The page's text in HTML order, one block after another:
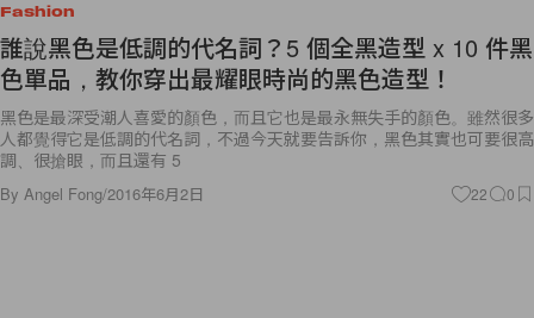
Fashion
誰說黑色是低調的代名詞？5 個全黑造型 x 10 件黑
色單品，教你穿出最耀眼時尚的黑色造型！
黑色是最深受潮人喜愛的顏色，而且它也是最永無失手的顏色。雖然很多
人都覺得它是低調的代名詞，不過今天就要告訴你，黑色其實也可要很高
調、很搶眼，而且還有 5
By Angel Fong/2016年6月2日 22 0